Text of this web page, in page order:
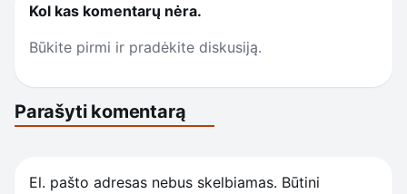
Kol kas komentarų nėra.
Būkite pirmi ir pradėkite diskusiją.
Parašyti komentarą
El. pašto adresas nebus skelbiamas. Būtini